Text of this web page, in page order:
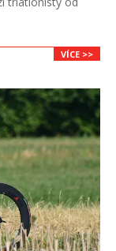
VÍCE >>